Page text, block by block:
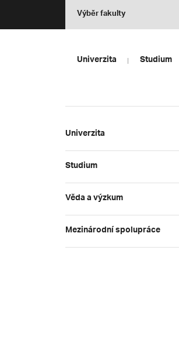
Výběr fakulty
Univerzita Studium
Univerzita
Studium
Věda a výzkum
Mezinárodní spolupráce